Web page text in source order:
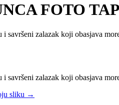
FOTO
savršeni zalazak koji obasjava
i savršeni zalazak koji obasjava
sliku →